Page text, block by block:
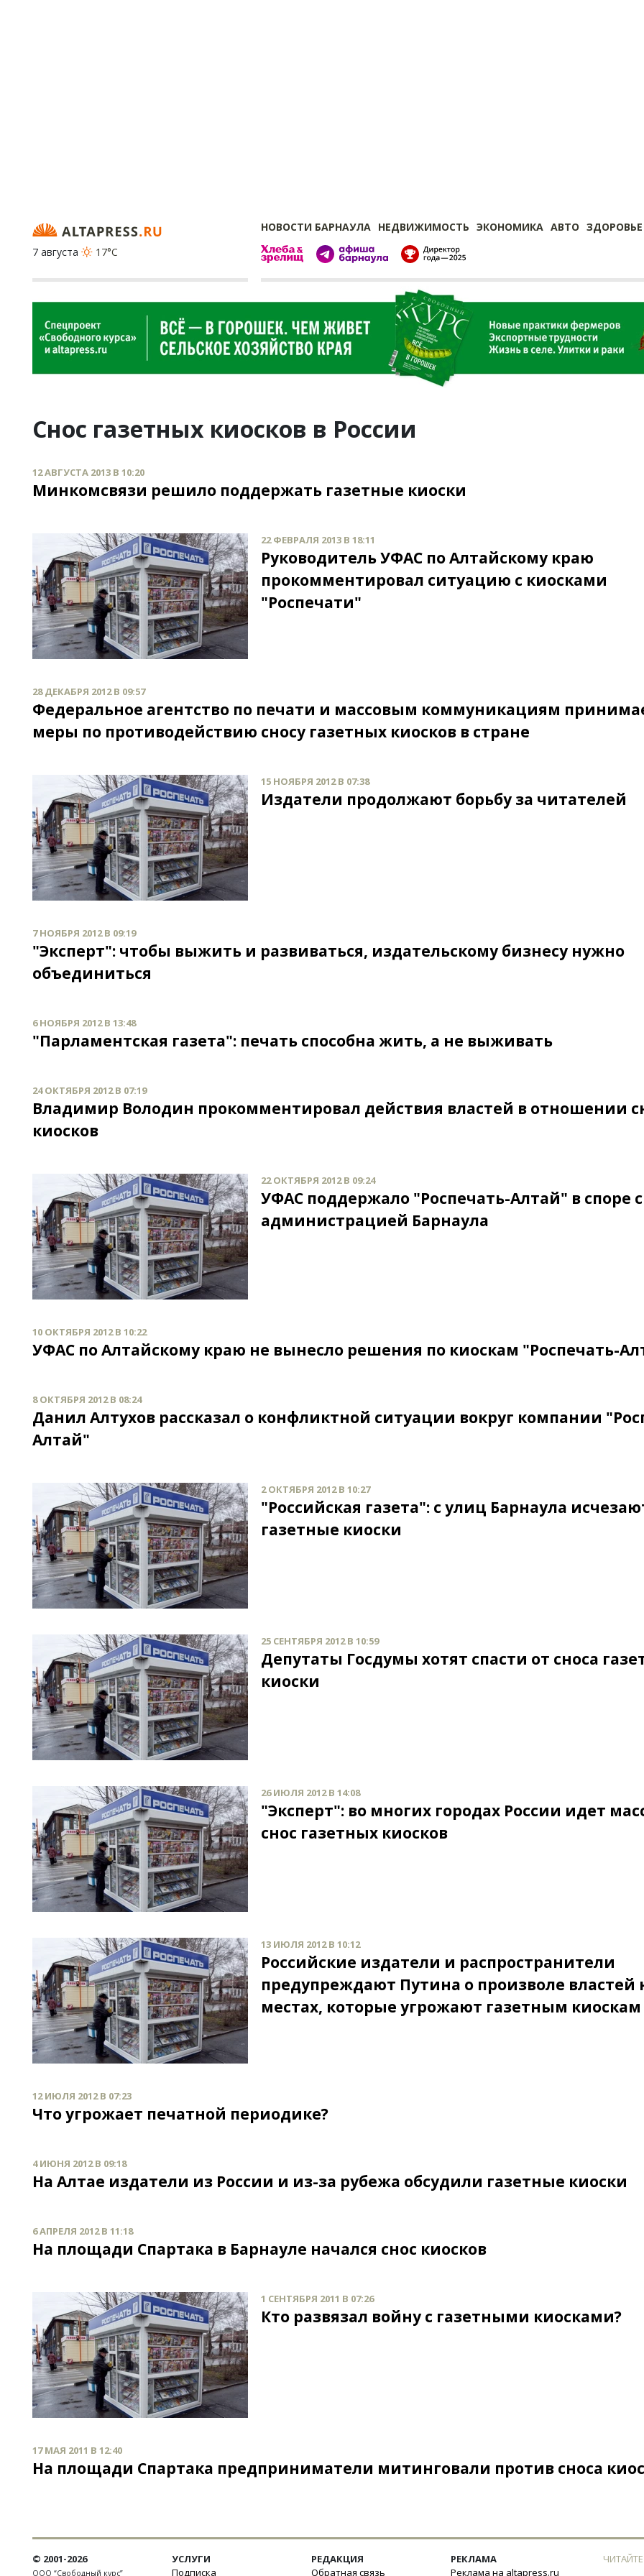
НОВОСТИ БАРНАУЛА НЕДВИЖИМОСТЬ ЭКОНОМИКА АВТО ЗДОРОВЬЕ
7 августа
17°C
Снос газетных киосков в России
12 АВГУСТА 2013 В 10:20
Минкомсвязи решило поддержать газетные киоски
22 ФЕВРАЛЯ 2013 В 18:11
Руководитель УФАС по Алтайскому краю
прокомментировал ситуацию с киосками
"Роспечати"
28 ДЕКАБРЯ 2012 В 09:57
Федеральное агентство по печати и массовым коммуникациям
меры по противодействию сносу газетных киосков в стране
15 НОЯБРЯ 2012 В 07:38
Издатели продолжают борьбу за читателей
7 НОЯБРЯ 2012 В 09:19
"Эксперт": чтобы выжить и развиваться, издательскому бизнесу нужно
объединиться
6 НОЯБРЯ 2012 В 13:48
"Парламентская газета": печать способна жить, а не выживать
24 ОКТЯБРЯ 2012 В 07:19
Владимир Володин прокомментировал действия властей в отношении
киосков
22 ОКТЯБРЯ 2012 В 09:24
УФАС поддержало "Роспечать-Алтай" в споре с
администрацией Барнаула
10 ОКТЯБРЯ 2012 В 10:22
УФАС по Алтайскому краю не вынесло решения по киоскам "Роспечать-
8 ОКТЯБРЯ 2012 В 08:24
Данил Алтухов рассказал о конфликтной ситуации вокруг компании
Алтай"
2 ОКТЯБРЯ 2012 В 10:27
"Российская газета": с улиц Барнаула
газетные киоски
25 СЕНТЯБРЯ 2012 В 10:59
Депутаты Госдумы хотят спасти от сноса
киоски
26 ИЮЛЯ 2012 В 14:08
"Эксперт": во многих городах России идет
снос газетных киосков
13 ИЮЛЯ 2012 В 10:12
Российские издатели и распространители
предупреждают Путина о произволе властей
местах, которые угрожают газетным киоскам
12 ИЮЛЯ 2012 В 07:23
Что угрожает печатной периодике?
4 ИЮНЯ 2012 В 09:18
На Алтае издатели из России и из-за рубежа обсудили газетные киоски
6 АПРЕЛЯ 2012 В 11:18
На площади Спартака в Барнауле начался снос киосков
1 СЕНТЯБРЯ 2011 В 07:26
Кто развязал войну с газетными киосками?
17 МАЯ 2011 В 12:40
На площади Спартака предприниматели митинговали против сноса
© 2001-2026
ООО “Свободный курс”
УСЛУГИ
Подписка
РЕДАКЦИЯ
Обратная связь
РЕКЛАМА
Реклама на altapress.ru